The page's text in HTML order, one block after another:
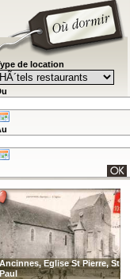
de location
Ancinnes, Eglise St Pierre, St
Paul